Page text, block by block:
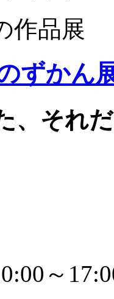
作品展
ずかん
、それ
～